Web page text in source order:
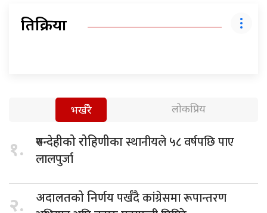
प्रतिक्रिया
भर्खरै लोकप्रिय
१. रुपन्देहीको रोहिणीकास्थानीयले ५८ वर्षपछि पाए
लालपुर्जा
२. अदालतको निर्णयपर्खँदै कांग्रेसमा रूपान्तरण